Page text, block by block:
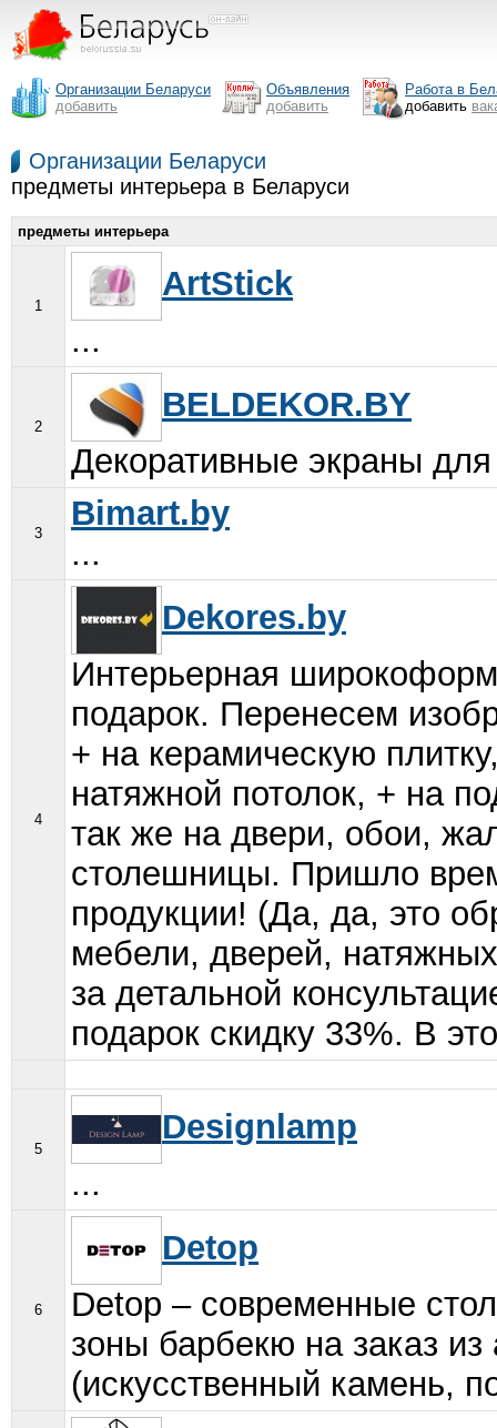
Организации Беларуси
добавить
Объявления
добавить
Работа в
добавить
Организации Беларуси
предметы интерьера в Беларуси
предметы интерьера
1
ArtStick
...
2
BELDEKOR.BY
Декоративные экраны
3
Bimart.by
...
4
Dekores.by
Интерьерная
подарок. Перенесем
+ на керамическую
натяжной потолок, + на
так же на двери, обои,
столешницы. Пришло
продукции! (Да, да, это
мебели, дверей,
за детальной
подарок скидку 33%. В
5
Designlamp
...
6
Detop
Detop – современные
зоны барбекю на заказ
(искусственный камень,